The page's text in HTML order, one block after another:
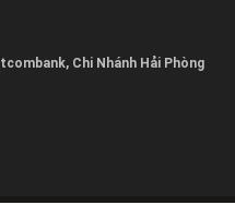
Chi Nhánh Hải Phòng